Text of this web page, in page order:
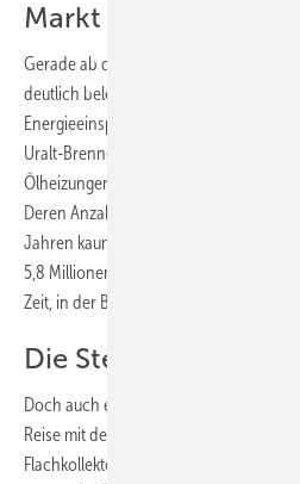
Markt beschleunigt
Gerade ab diesem Jahr könnte sich der
deutlich beleben. Denn durch die
Energieeinsparverordnung (EnEV) und
Uralt-Brennern in deutschen Kellern
Ölheizungen ist ein immenser
Deren Anzahl in Ein- und
Jahren kaum Schwund. Laut
5,8 Millionen Heizungen 20 Jahre und
Zeit, in der Brennwerttechnik noch
Die Steuerung
Doch auch ein Blick nach vorn lohnt
Reise mit der Solarthermie führen kann.
Flachkollektoren als auch